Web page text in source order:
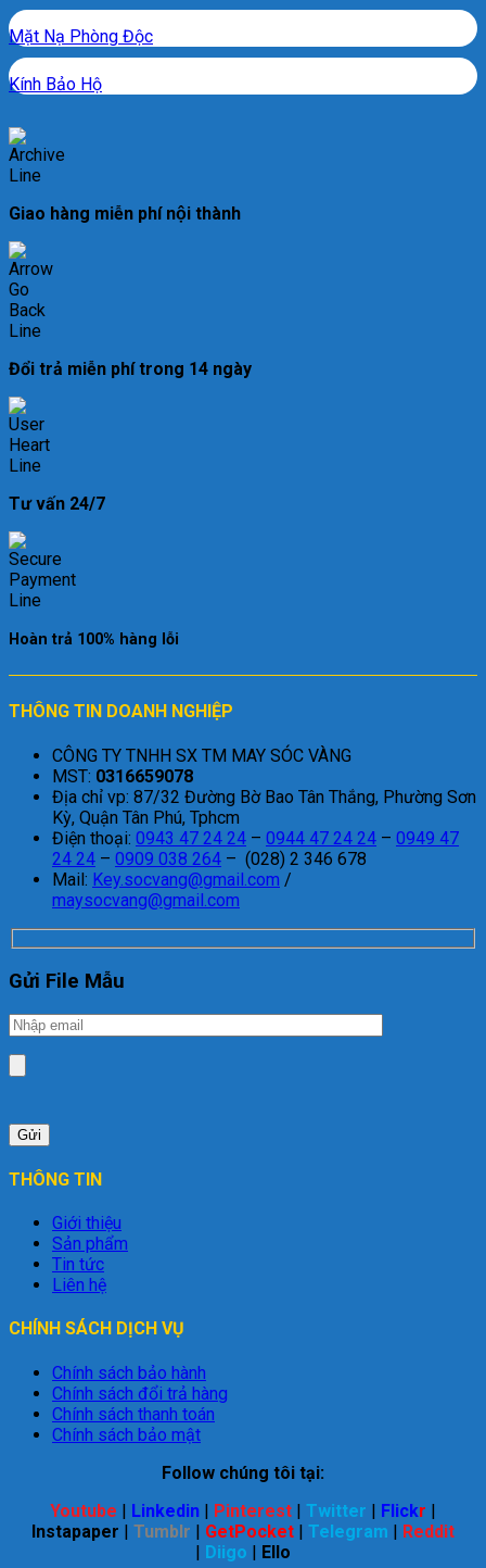
Mặt Nạ Phòng Độc
Kính Bảo Hộ
Giao hàng miễn phí nội thành
Đổi trả miễn phí trong 14 ngày
Tư vấn 24/7
Hoàn trả 100% hàng lỗi
THÔNG TIN DOANH NGHIỆP
CÔNG TY TNHH SX TM MAY SÓC VÀNG
MST: 0316659078
Địa chỉ vp: 87/32 Đường Bờ Bao Tân Thắng, Phường Sơn
Kỳ, Quận Tân Phú, Tphcm
Điện thoại: 0943 47 24 24 – 0944 47 24 24 – 0949 47
24 24 – 0909 038 264 – (028) 2 346 678
Mail: Key.socvang@gmail.com /
maysocvang@gmail.com
Gửi File Mẫu
THÔNG TIN
Giới thiệu
Sản phẩm
Tin tức
Liên hệ
CHÍNH SÁCH DỊCH VỤ
Chính sách bảo hành
Chính sách đổi trả hàng
Chính sách thanh toán
Chính sách bảo mật
Follow chúng tôi tại:
Youtube | Linkedin | Pinterest | Twitter | Flickr |
Instapaper | Tumblr | GetPocket | Telegram | Reddit
| Diigo | Ello